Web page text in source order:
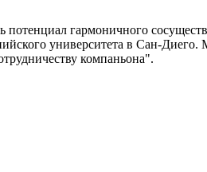
гармоничного
университета в Сан-
компаньона".